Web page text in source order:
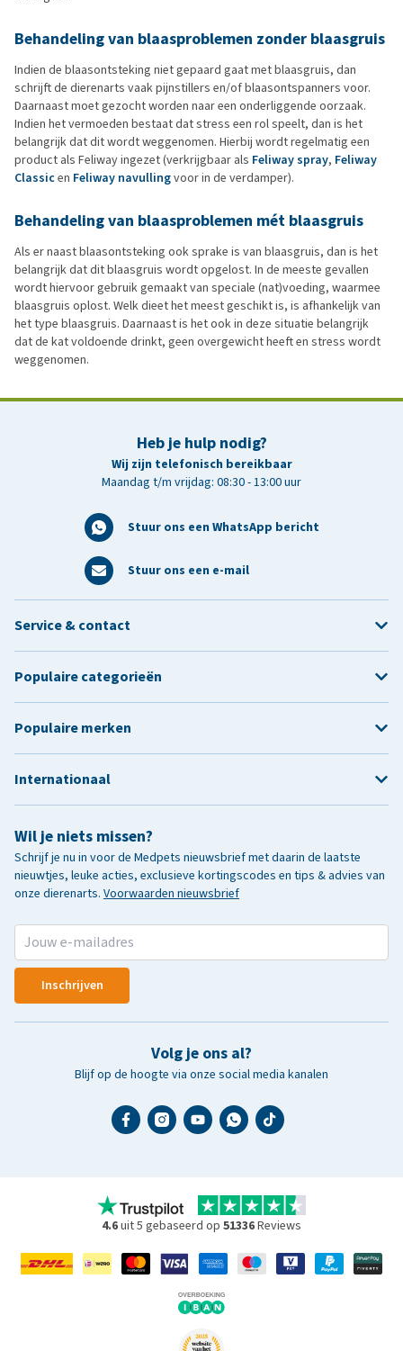
Behandeling van blaasproblemen zonder blaasgruis
Indien de blaasontsteking niet gepaard gaat met blaasgruis, dan
schrijft de dierenarts vaak pijnstillers en/of blaasontspanners voor.
Daarnaast moet gezocht worden naar een onderliggende oorzaak.
Indien het vermoeden bestaat dat stress een rol speelt, dan is het
belangrijk dat dit wordt weggenomen. Hierbij wordt regelmatig een
product als Feliway ingezet (verkrijgbaar als Feliway spray, Feliway
Classicen Feliway navullingvoor in de verdamper).
Behandeling van blaasproblemen mét blaasgruis
Als er naast blaasontsteking ook sprake is van blaasgruis, dan is het
belangrijk dat dit blaasgruis wordt opgelost. In de meeste gevallen
wordt hiervoor gebruik gemaakt van speciale (nat)voeding, waarmee
blaasgruis oplost. Welk dieet het meest geschikt is, is afhankelijk van
het type blaasgruis. Daarnaast is het ook in deze situatie belangrijk
dat de kat voldoende drinkt, geen overgewicht heeft en stress wordt
weggenomen.
Heb je hulp nodig?
Wij zijn telefonisch bereikbaar
Maandag t/m vrijdag: 08:30 - 13:00 uur
Stuur ons een WhatsApp bericht
Stuur ons een e-mail
Wil je niets missen?
Schrijf je nu in voor de Medpets nieuwsbrief met daarin de laatste
nieuwtjes, leuke acties, exclusieve kortingscodes en tips & advies van
onze dierenarts. Voorwaarden nieuwsbrief
Inschrijven
Volg je ons al?
Blijf op de hoogte via onze social media kanalen
Service & contact
Populaire categorieën
Populaire merken
Internationaal
4.6uit 5 gebaseerd op 51336Reviews